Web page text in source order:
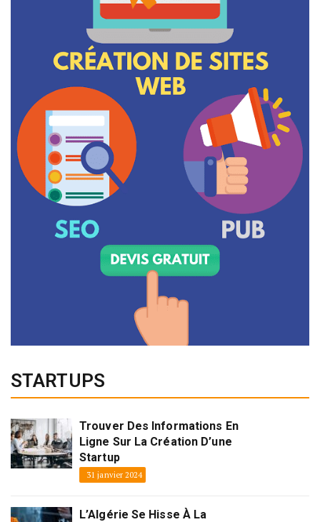
STARTUPS
Trouver Des Informations En
Ligne Sur La Création D’une
Startup
31 janvier 2024
L’Algérie Se Hisse À La